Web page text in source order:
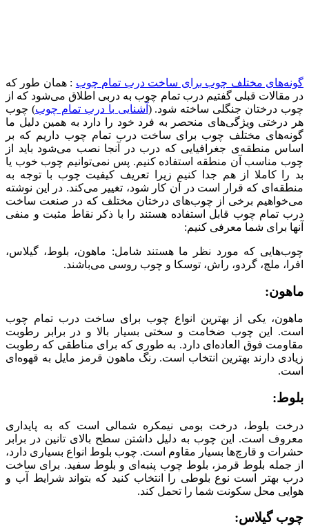
گونه‌های مختلف چوب برای ساخت درب تمام چوب : همان طور که
در مقالات قبلی گفتیم درب تمام چوب به دربی اطلاق می‌شود که از
چوب درختان جنگلی ساخته شود. ( آشنایی با درب تمام چوب) چوب
هر درختی ویژگی‌های منحصر به فرد خود را دارد به همین دلیل ما
گونه‌های مختلف چوب برای ساخت درب تمام چوب داریم که بر
اساس منطقه‌ی جغرافیایی که درب در آنجا نصب می‌شود باید از
چوب مناسب آن منطقه استفاده کنیم. پس نمی‌توانیم چوب خوب یا
بد را کاملا از هم جدا کنیم زیرا تعریف کیفیت چوب با توجه به
منطقه‌ای که قرار است در آن کار شود، تغییر می‌کند. در این نوشته
می‌خواهیم برخی از چوب‌های درختان مختلف که در صنعت ساخت
درب تمام چوب قابل استفاده هستند را با ذکر نقاط مثبت و منفی
آنها برای شما معرفی کنیم:
چوب‌هایی که مورد نظر ما هستند شامل: ماهون، بلوط، گیلاس،
افرا، ملچ، گردو، راش، توسکا و چوب روسی می‌باشند.
ماهون:
ماهون، یکی از بهترین انواع چوب برای ساخت درب تمام چوب
است. این چوب ضخامت و سختی بسیار بالا و در برابر رطوبت
مقاومت فوق العاده‌ای دارد. به طوری که برای مناطقی که رطوبت
زیادی دارند بهترین انتخاب است. رنگ ماهون قرمز مایل به قهوه‌ای
است.
بلوط:
درخت بلوط، درخت بومی نیمکره شمالی است که به پایداری
معروف است. این چوب به دلیل داشتن سطح بالای تانین در برابر
حشرات و قارچ‌ها بسیار مقاوم است. چوب بلوط انواع بسیاری دارد،
از جمله بلوط قرمز، بلوط چوب پنبه‌ای و بلوط سفید. برای ساخت
درب بهتر است نوع بلوطی را انتخاب کنید که بتواند شرایط آب و
هوایی محل سکونت شما را تحمل کند.
چوب گیلاس: